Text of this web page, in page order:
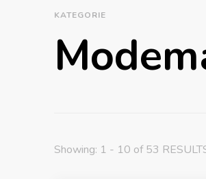
KATEGORIE
Showing: 1 - 10 of 53